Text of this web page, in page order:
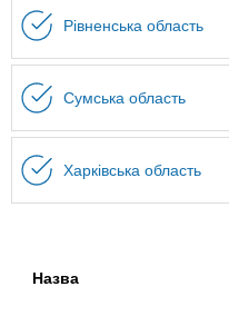
Рівненська область
Сумська область
Харківська область
Назва